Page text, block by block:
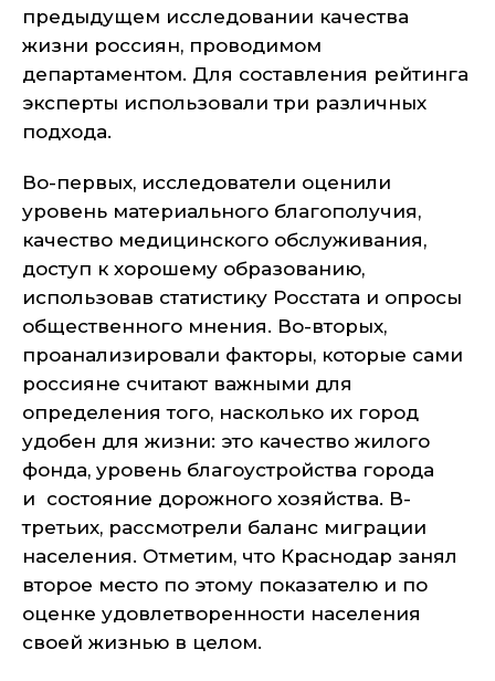
предыдущем исследовании качества
жизни россиян, проводимом
департаментом. Для составления рейтинга
эксперты использовали три различных
подхода.
Во-первых, исследователи оценили
уровень материального благополучия,
качество медицинского обслуживания,
доступ к хорошему образованию,
использовав статистику Росстата и опросы
общественного мнения. Во-вторых,
проанализировали факторы, которые сами
россияне считают важными для
определения того, насколько их город
удобен для жизни: это качество жилого
фонда, уровень благоустройства города
и состояние дорожного хозяйства. В-
третьих, рассмотрели баланс миграции
населения. Отметим, что Краснодар занял
второе место по этому показателю и по
оценке удовлетворенности населения
своей жизнью в целом.